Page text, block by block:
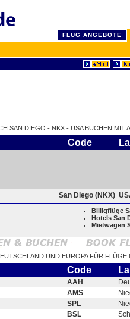
FLUG ANGEBOTE
SAN DIEGO - NKX - USA BUCHEN MIT
Code
San Diego (NKX)
Billigflüge
Hotels San
Mietwagen
UND EUROPA FÜR FLÜGE
Code
AAH
AMS
SPL
BSL